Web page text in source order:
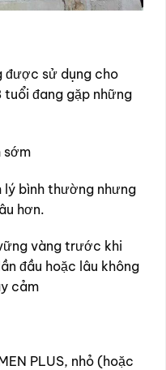
được sử dụng cho
đang gặp những
sớm
lý bình thường nhưng
hơn.
vàng trước khi
đầu hoặc lâu không
cảm
PLUS, nhỏ (hoặc